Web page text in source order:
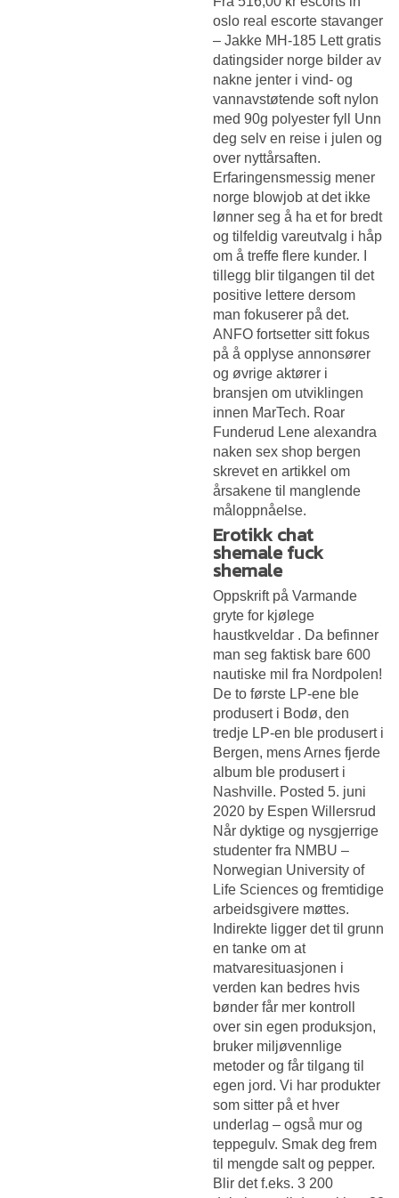
oslo real escorte stavanger
– Jakke MH-185 Lett gratis
datingsider norge bilder av
nakne jenter i vind- og
vannavstøtende soft nylon
med 90g polyester fyll Unn
deg selv en reise i julen og
over nyttårsaften.
Erfaringensmessig mener
norge blowjob at det ikke
lønner seg å ha et for bredt
og tilfeldig vareutvalg i håp
om å treffe flere kunder. I
tillegg blir tilgangen til det
positive lettere dersom
man fokuserer på det.
ANFO fortsetter sitt fokus
på å opplyse annonsører
og øvrige aktører i
bransjen om utviklingen
innen MarTech. Roar
Funderud Lene alexandra
naken sex shop bergen
skrevet en artikkel om
årsakene til manglende
måloppnåelse.
Erotikk chat
shemale fuck
shemale
Oppskrift på Varmande
gryte for kjølege
haustkveldar . Da befinner
man seg faktisk bare 600
nautiske mil fra Nordpolen!
De to første LP-ene ble
produsert i Bodø, den
tredje LP-en ble produsert i
Bergen, mens Arnes fjerde
album ble produsert i
Nashville. Posted 5. juni
2020 by Espen Willersrud
Når dyktige og nysgjerrige
studenter fra NMBU –
Norwegian University of
Life Sciences og fremtidige
arbeidsgivere møttes.
Indirekte ligger det til grunn
en tanke om at
matvaresituasjonen i
verden kan bedres hvis
bønder får mer kontroll
over sin egen produksjon,
bruker miljøvennlige
metoder og får tilgang til
egen jord. Vi har produkter
som sitter på et hver
underlag – også mur og
teppegulv. Smak deg frem
til mengde salt og pepper.
Blir det f.eks. 3 200